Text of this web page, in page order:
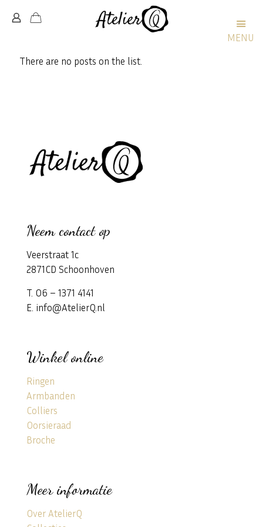
MENU
There are no posts on the list.
Neem contact op
Veerstraat 1c
2871CD Schoonhoven
T. 06 – 1371 4141
E. info@AtelierQ.nl
Winkel online
Ringen
Armbanden
Colliers
Oorsieraad
Broche
Meer informatie
Over AtelierQ